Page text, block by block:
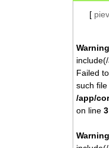
[
Warning
Failed
such
/app/
on line 3
Warning